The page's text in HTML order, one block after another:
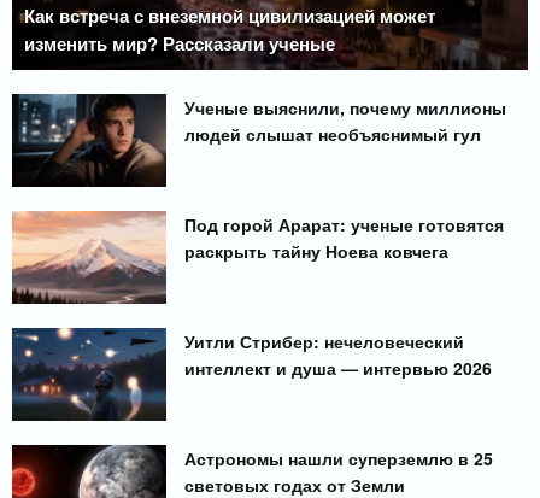
Как встреча с внеземной цивилизацией может
изменить мир? Рассказали ученые
Ученые выяснили, почему миллионы
людей слышат необъяснимый гул
Под горой Арарат: ученые готовятся
раскрыть тайну Ноева ковчега
Уитли Стрибер: нечеловеческий
интеллект и душа — интервью 2026
Астрономы нашли суперземлю в 25
световых годах от Земли